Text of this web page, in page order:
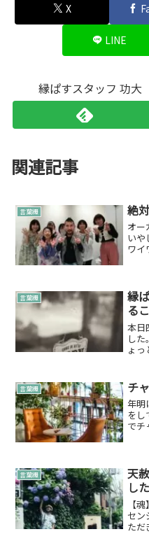
X
LINE
縁ぱすスタッフ 功大
関連記事
言葉綴 絶
オー
いや
ワ
規模
言葉綴
縁
る
本日
し
ょ
行っ
す
言葉綴 チ
年明
をし
でチ
早速
言葉綴
天
し
【
セン
ただ